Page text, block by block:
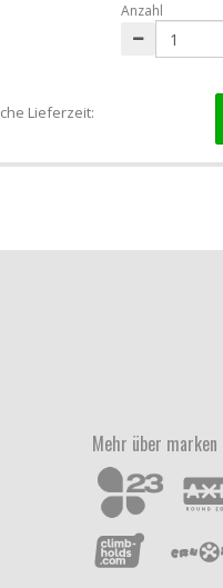
Anzahl
Lieferzeit:
Mehr über marken